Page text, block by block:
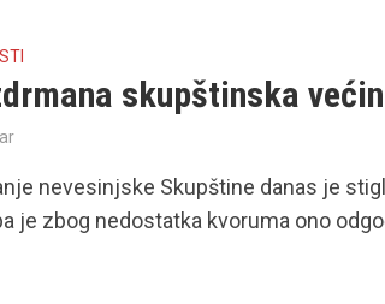
skupštinska
nevesinjske Skupštine danas je
je zbog nedostatka kvoruma ono